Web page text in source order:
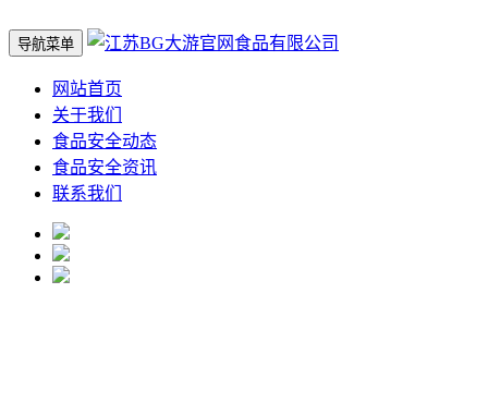
导航菜单
网站首页
关于我们
食品安全动态
食品安全资讯
联系我们